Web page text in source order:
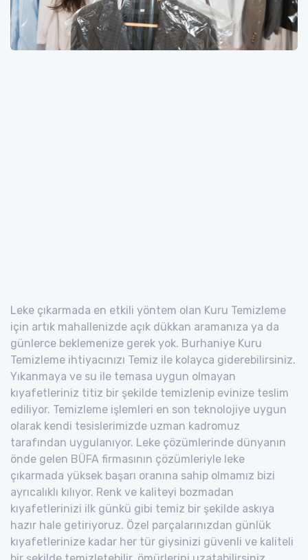
Leke çıkarmada en etkili yöntem olan Kuru Temizleme
için artık mahallenizde açık dükkan aramanıza ya da
günlerce beklemenize gerek yok. Burhaniye Kuru
Temizleme ihtiyacınızı Temiz ile kolayca giderebilirsiniz.
Yıkanmaya ve su ile temasa uygun olmayan
kıyafetleriniz titiz bir şekilde temizlenip evinize teslim
ediliyor. Temizleme işlemleri en son teknolojiye uygun
olarak kendi tesislerimizde uzman kadromuz
tarafından uygulanıyor. Leke çözümlerinde dünyanın
önde gelen BÜFA firmasının çözümleriyle leke
çıkarmada yüksek başarı oranına sahip olmamız bizi
ayrıcalıklı kılıyor. Renk ve kaliteyi bozmadan
kıyafetlerinizi ilk günkü gibi temiz bir şekilde askıya
hazır hale getiriyoruz. Özel parçalarınızdan günlük
kıyafetlerinize kadar her tür giysinizi güvenli ve kaliteli